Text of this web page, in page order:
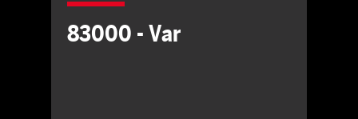
83000 - Var